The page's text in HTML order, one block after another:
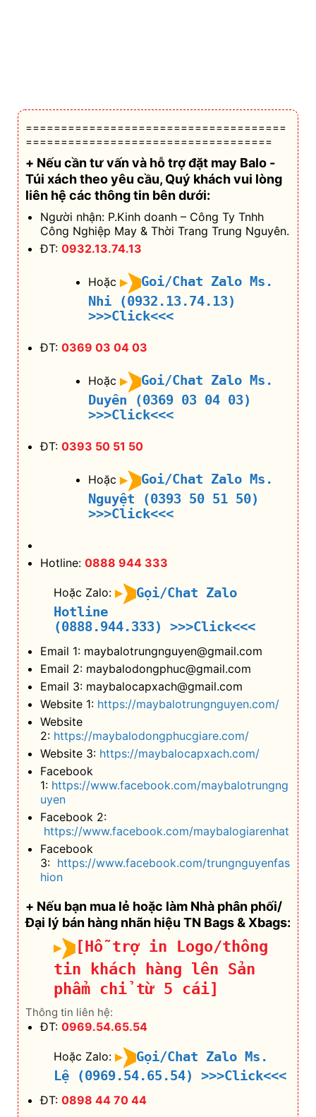
=====================================
===================================
+ Nếu cần tư vấn và hỗ trợđặt may Balo -
Túi xách theo yêu cầu, Quý khách vui lòng
liên hệ các thông tin bên dưới:
Người nhận: P.Kinh doanh – Công Ty Tnhh
Công Nghiệp May & Thời Trang Trung Nguyên.
ĐT: 0932.13.74.13
Hoặc
Goi/Chat Zalo Ms.
Nhi (0932.13.74.13)
>>>Click<<<
ĐT: 0369 03 04 03
Hoặc
Goi/Chat Zalo Ms.
Duyên (0369 03 04 03)
>>>Click<<<
ĐT: 0393 50 51 50
Hoặc
Goi/Chat Zalo Ms.
Nguyệt (0393 50 51 50)
>>>Click<<<
Hotline: 0888 944 333
Hoặc Zalo:
Gọi/Chat Zalo
Hotline
(0888.944.333)
>>>Click<<<
Email 1: maybalotrungnguyen@gmail.com
Email 2: maybalodongphuc@gmail.com
Email 3: maybalocapxach@gmail.com
Website 1: https://maybalotrungnguyen.com/
Website
2: https://maybalodongphucgiare.com/
Website 3: https://maybalocapxach.com/
Facebook
1: https://www.facebook.com/maybalotrungng
uyen
Facebook 2:
https://www.facebook.com/maybalogiarenhat
Facebook
3: https://www.facebook.com/trungnguyenfas
hion
+ Nếu bạn mua lẻ hoặc làm Nhà phân phối/
Đại lý bán hàng nhãn hiệu TN Bags & Xbags:
[Hỗ trợ in Logo/thông
tin khách hàng lên Sản
phẩm chỉ từ 5 cái]
Thông tin liên hệ:
ĐT: 0969.54.65.54
Hoặc Zalo:
Gọi/Chat Zalo Ms.
Lệ (0969.54.65.54)
>>>Click<<<
ĐT: 0898 44 70 44